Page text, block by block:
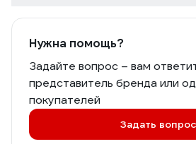
Нужна помощь?
Задайте вопрос – вам
представитель бренда или
покупателей
Задать вопрос